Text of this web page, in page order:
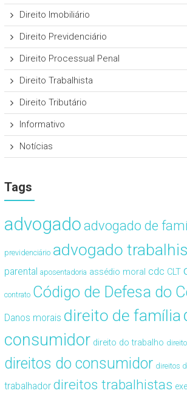
Direito Imobiliário
Direito Previdenciário
Direito Processual Penal
Direito Trabalhista
Direito Tributário
Informativo
Notícias
Tags
advogado advogado de
previdenciário advogado
parental aposentadoria assédio moral cdc CLT
contrato Código de Defesa do
Danos morais direito de família
consumidor direito do trabalho
direitos do consumidor direitos
trabalhador direitos trabalhistas